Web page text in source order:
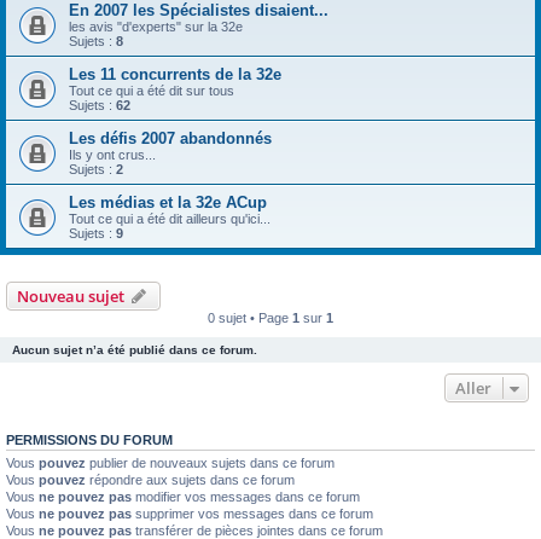
En 2007 les Spécialistes disaient...
les avis "d'experts" sur la 32e
Sujets : 8
Les 11 concurrents de la 32e
Tout ce qui a été dit sur tous
Sujets : 62
Les défis 2007 abandonnés
Ils y ont crus...
Sujets : 2
Les médias et la 32e ACup
Tout ce qui a été dit ailleurs qu'ici...
Sujets : 9
Nouveau sujet
0 sujet • Page 1 sur 1
Aucun sujet n’a été publié dans ce forum.
Aller
PERMISSIONS DU FORUM
Vous pouvez publier de nouveaux sujets dans ce forum
Vous pouvez répondre aux sujets dans ce forum
Vous ne pouvez pas modifier vos messages dans ce forum
Vous ne pouvez pas supprimer vos messages dans ce forum
Vous ne pouvez pas transférer de pièces jointes dans ce forum